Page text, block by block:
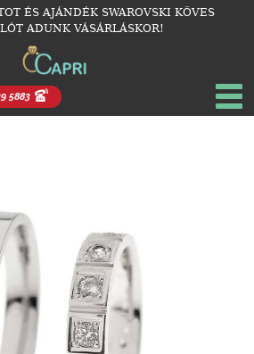
ÉS AJÁNDÉK SWAROVSKI KÖVES
ADUNK VÁSÁRLÁSKOR!
5883